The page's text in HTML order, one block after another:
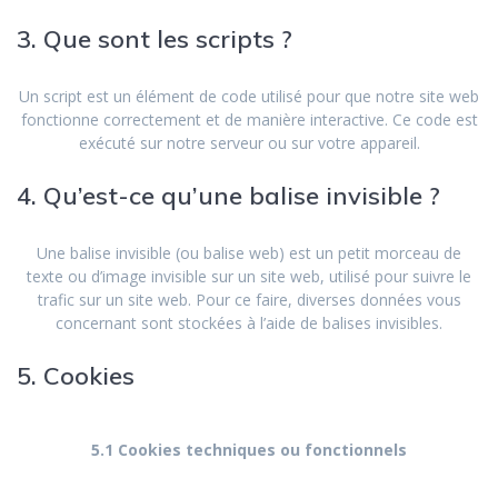
3. Que sont les scripts ?
Un script est un élément de code utilisé pour que notre site web
fonctionne correctement et de manière interactive. Ce code est
exécuté sur notre serveur ou sur votre appareil.
4. Qu’est-ce qu’une balise invisible ?
Une balise invisible (ou balise web) est un petit morceau de
texte ou d’image invisible sur un site web, utilisé pour suivre le
trafic sur un site web. Pour ce faire, diverses données vous
concernant sont stockées à l’aide de balises invisibles.
5. Cookies
5.1 Cookies techniques ou fonctionnels